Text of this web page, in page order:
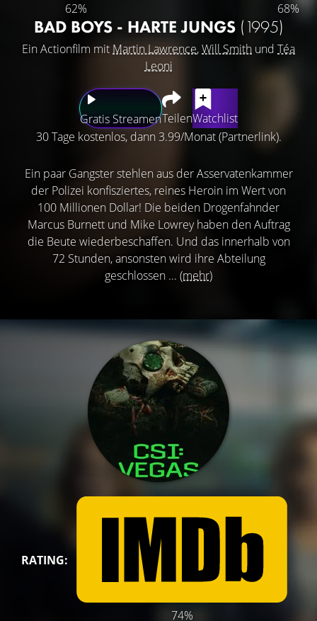
62% 68%
BAD BOYS - HARTE JUNGS (1995)
Ein Actionfilm mit Martin Lawrence,Will Smith und Téa
Leoni
Gratis StreamenTeilenWatchlist
30 Tage kostenlos, dann 3.99/Monat (Partnerlink).
Ein paar Gangster stehlen aus der Asservatenkammer
der Polizei konfisziertes, reines Heroin im Wert von
100 Millionen Dollar! Die beiden Drogenfahnder
Marcus Burnett und Mike Lowrey haben den Auftrag
die Beute wiederbeschaffen. Und das innerhalb von
72 Stunden, ansonsten wird ihre Abteilung
geschlossen ... (mehr)
RATING:
74%